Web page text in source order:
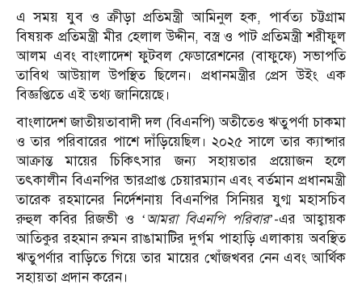
এ সময় যুব ও ক্রীড়া প্রতিমন্ত্রী আমিনুল হক, পার্বত্য চট্টগ্রাম
বিষয়ক প্রতিমন্ত্রী মীর হেলাল উদ্দীন, বস্ত্র ও পাট প্রতিমন্ত্রী শরীফুল
আলম এবং বাংলাদেশ ফুটবল ফেডারেশনের (বাফুফে) সভাপতি
তাবিথ আউয়াল উপস্থিত ছিলেন। প্রধানমন্ত্রীর প্রেস উইং এক
বিজ্ঞপ্তিতে এই তথ্য জানিয়েছে।
বাংলাদেশ জাতীয়তাবাদী দল (বিএনপি) অতীতেও ঋতুপর্ণা চাকমা
ও তার পরিবারের পাশে দাঁড়িয়েছিল। ২০২৫ সালে তার ক্যান্সার
আক্রান্ত মায়ের চিকিৎসার জন্য সহায়তার প্রয়োজন হলে
তৎকালীন বিএনপির ভারপ্রাপ্ত চেয়ারম্যান এবং বর্তমান প্রধানমন্ত্রী
তারেক রহমানের নির্দেশনায় বিএনপির সিনিয়র যুগ্ম মহাসচিব
রুহুল কবির রিজভী ও ‘আমরা বিএনপি পরিবার’-এর আহ্বায়ক
আতিকুর রহমান রুমন রাঙামাটির দুর্গম পাহাড়ি এলাকায় অবস্থিত
ঋতুপর্ণার বাড়িতে গিয়ে তার মায়ের খোঁজখবর নেন এবং আর্থিক
সহায়তা প্রদান করেন।